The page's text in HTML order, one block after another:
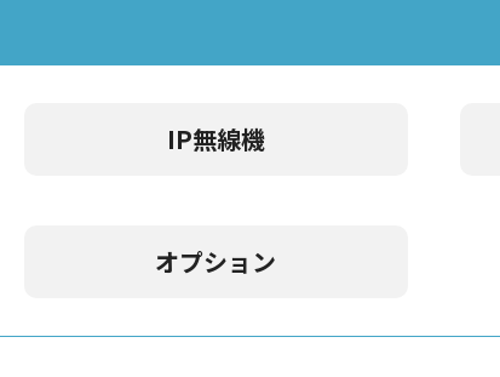
IP無線機
オプション